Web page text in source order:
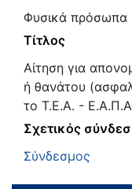
Φυσικά πρόσωπα
Τίτλος
Αίτηση για
ή θανάτου
το Τ.Ε.Α. -
Σχετικός
Σύνδεσμος